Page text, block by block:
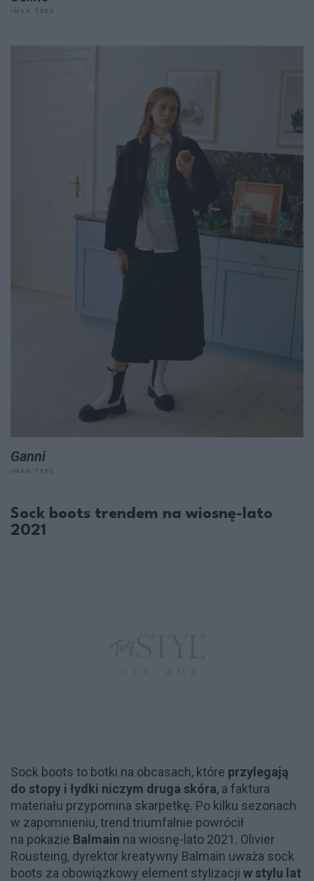
Ganni
Sock boots trendem na wiosnę-lato
2021
Sock boots to botki na obcasach, które przylegają
do stopy i łydki niczym druga skóra, a faktura
materiału przypomina skarpetkę. Po kilku sezonach
w zapomnieniu, trend triumfalnie powrócił
na pokazie Balmain na wiosnę-lato 2021. Olivier
Rousteing, dyrektor kreatywny Balmain uważa sock
boots za obowiązkowy element stylizacji w stylu lat